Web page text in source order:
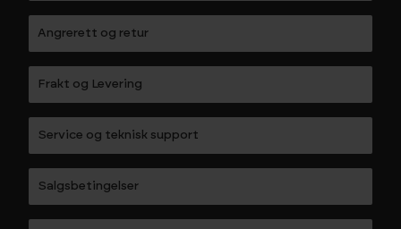
Angrerett og retur
Frakt og Levering
Service og teknisk support
Salgsbetingelser